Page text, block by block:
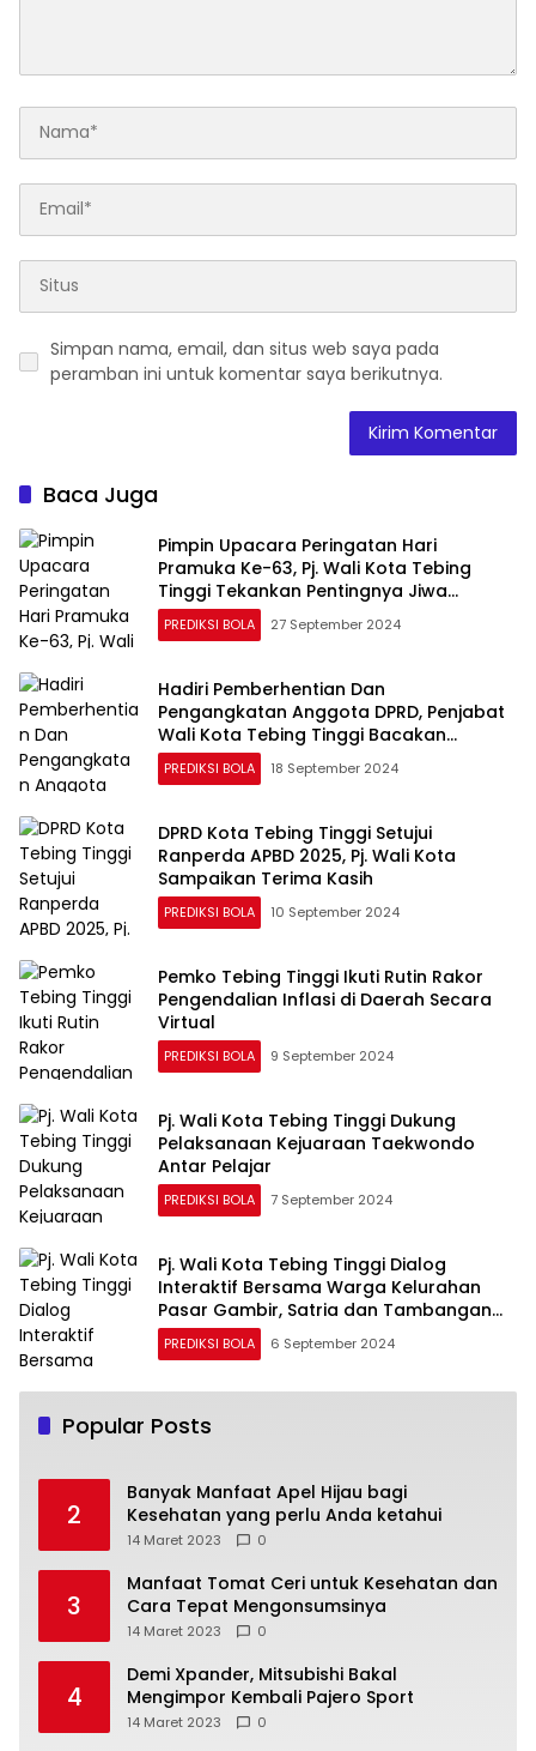
Simpan nama, email, dan situs web saya pada
peramban ini untuk komentar saya berikutnya.
Baca Juga
Pimpin Upacara Peringatan Hari
Pramuka Ke-63, Pj. Wali Kota Tebing
Tinggi Tekankan Pentingnya Jiwa
Pancasila
PREDIKSI BOLA 27 September 2024
Hadiri Pemberhentian Dan
Pengangkatan Anggota DPRD, Penjabat
Wali Kota Tebing Tinggi Bacakan
Sambutan Mendagri RI
PREDIKSI BOLA 18 September 2024
DPRD Kota Tebing Tinggi Setujui
Ranperda APBD 2025, Pj. Wali Kota
Sampaikan Terima Kasih
PREDIKSI BOLA 10 September 2024
Pemko Tebing Tinggi Ikuti Rutin Rakor
Pengendalian Inflasi di Daerah Secara
Virtual
PREDIKSI BOLA 9 September 2024
Pj. Wali Kota Tebing Tinggi Dukung
Pelaksanaan Kejuaraan Taekwondo
Antar Pelajar
PREDIKSI BOLA 7 September 2024
Pj. Wali Kota Tebing Tinggi Dialog
Interaktif Bersama Warga Kelurahan
Pasar Gambir, Satria dan Tambangan
Hulu
PREDIKSI BOLA 6 September 2024
Popular Posts
2
Banyak Manfaat Apel Hijau bagi
Kesehatan yang perlu Anda ketahui
14 Maret 2023 0
3
Manfaat Tomat Ceri untuk Kesehatan dan
Cara Tepat Mengonsumsinya
14 Maret 2023 0
4
Demi Xpander, Mitsubishi Bakal
Mengimpor Kembali Pajero Sport
14 Maret 2023 0